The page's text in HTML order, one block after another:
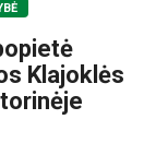
Klajoklės